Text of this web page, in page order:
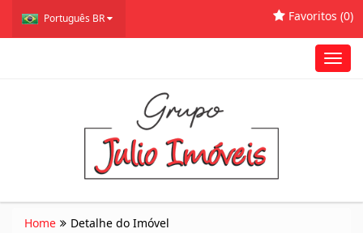
Português BR Favoritos (0)
Home Detalhe do Imóvel